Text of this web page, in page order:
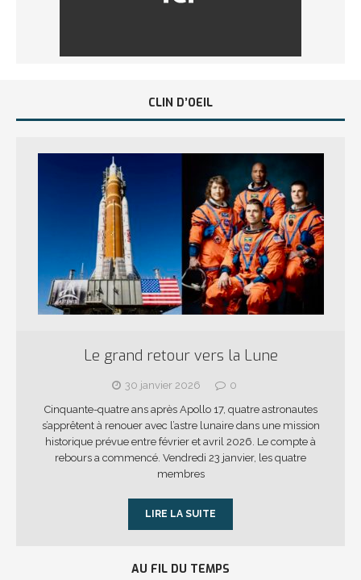
CLIN D’OEIL
Le grand retour vers la Lune
30 janvier 2026
0
Cinquante-quatre ans après Apollo 17, quatre astronautes
s’apprêtent à renouer avec l’astre lunaire dans une mission
historique prévue entre février et avril 2026. Le compte à
rebours a commencé. Vendredi 23 janvier, les quatre
membres
LIRE LA SUITE
AU FIL DU TEMPS